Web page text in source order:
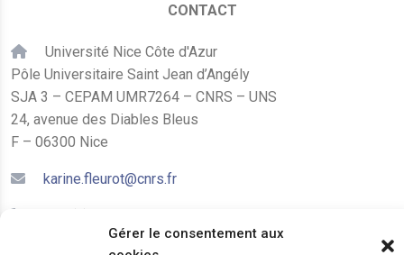
Gérer le consentement aux
CONTACT
Université Nice Côte d'Azur
Pôle Universitaire Saint Jean d’Angély
SJA 3 – CEPAM UMR7264 – CNRS – UNS
24, avenue des Diables Bleus
F – 06300 Nice
karine.fleurot@cnrs.fr